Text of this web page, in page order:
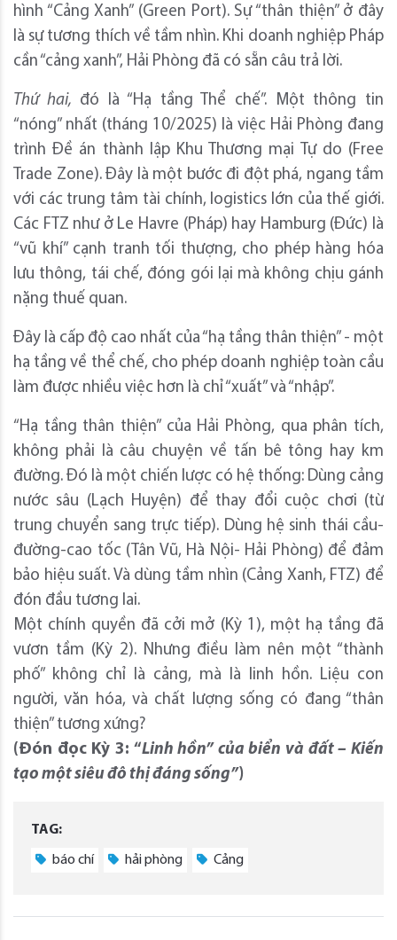
hình “Cảng Xanh” (Green Port). Sự “thân thiện” ở đây
là sự tương thích về tầm nhìn. Khi doanh nghiệp Pháp
cần “cảng xanh”, Hải Phòng đã có sẵn câu trả lời.
Thứ hai, đó là “Hạ tầng Thể chế”. Một thông tin
“nóng” nhất (tháng 10/2025) là việc Hải Phòng đang
trình Đề án thành lập Khu Thương mại Tự do (Free
Trade Zone). Đây là một bước đi đột phá, ngang tầm
với các trung tâm tài chính, logistics lớn của thế giới.
Các FTZ như ở Le Havre (Pháp) hay Hamburg (Đức) là
“vũ khí” cạnh tranh tối thượng, cho phép hàng hóa
lưu thông, tái chế, đóng gói lại mà không chịu gánh
nặng thuế quan.
Đây là cấp độ cao nhất của “hạ tầng thân thiện” - một
hạ tầng về thể chế, cho phép doanh nghiệp toàn cầu
làm được nhiều việc hơn là chỉ “xuất” và “nhập”.
“Hạ tầng thân thiện” của Hải Phòng, qua phân tích,
không phải là câu chuyện về tấn bê tông hay km
đường. Đó là một chiến lược có hệ thống: Dùng cảng
nước sâu (Lạch Huyện) để thay đổi cuộc chơi (từ
trung chuyển sang trực tiếp). Dùng hệ sinh thái cầu-
đường-cao tốc (Tân Vũ, Hà Nội- Hải Phòng) để đảm
bảo hiệu suất. Và dùng tầm nhìn (Cảng Xanh, FTZ) để
đón đầu tương lai.
Một chính quyền đã cởi mở (Kỳ 1), một hạ tầng đã
vươn tầm (Kỳ 2). Nhưng điều làm nên một “thành
phố” không chỉ là cảng, mà là linh hồn. Liệu con
người, văn hóa, và chất lượng sống có đang “thân
thiện” tương xứng?
(Đón đọc Kỳ 3: “Linh hồn” của biển và đất – Kiến
tạo một siêu đô thị đáng sống”)
TAG:
báo chí hải phòng Cảng